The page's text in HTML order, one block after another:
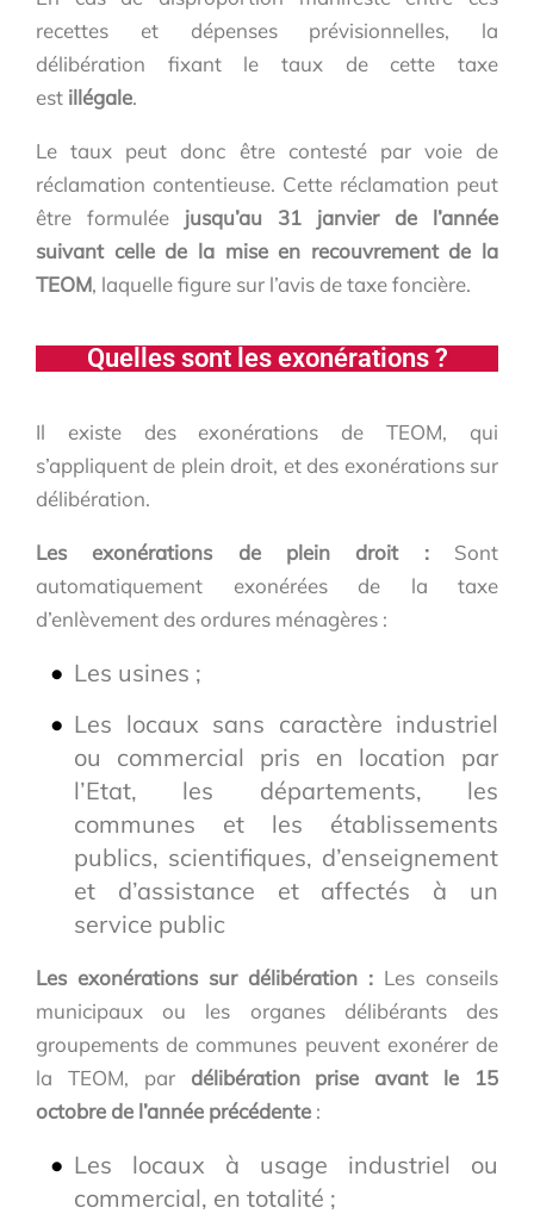
recettes et dépenses prévisionnelles, la
délibération fixant le taux de cette taxe
est illégale.
Le taux peut donc être contesté par voie de
réclamation contentieuse. Cette réclamation peut
être formulée jusqu’au 31 janvier de l’année
suivant celle de la mise en recouvrement de la
TEOM, laquelle figure sur l’avis de taxe foncière.
Quelles sont les exonérations ?
Il existe des exonérations de TEOM, qui
s’appliquent de plein droit, et des exonérations sur
délibération.
Les exonérations de plein droit : Sont
automatiquement exonérées de la taxe
d’enlèvement des ordures ménagères :
Les usines ;
Les locaux sans caractère industriel
ou commercial pris en location par
l’Etat, les départements, les
communes et les établissements
publics, scientifiques, d’enseignement
et d’assistance et affectés à un
service public
Les exonérations sur délibération : Les conseils
municipaux ou les organes délibérants des
groupements de communes peuvent exonérer de
la TEOM, par délibération prise avant le 15
octobre de l’année précédente :
Les locaux à usage industriel ou
commercial, en totalité ;